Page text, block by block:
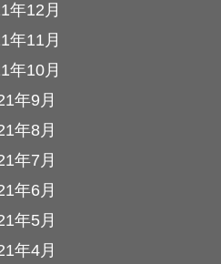
年12月
年11月
年10月
年9月
年8月
年7月
年6月
年5月
年4月